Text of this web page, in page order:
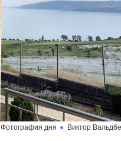
Фотография дня Виктор